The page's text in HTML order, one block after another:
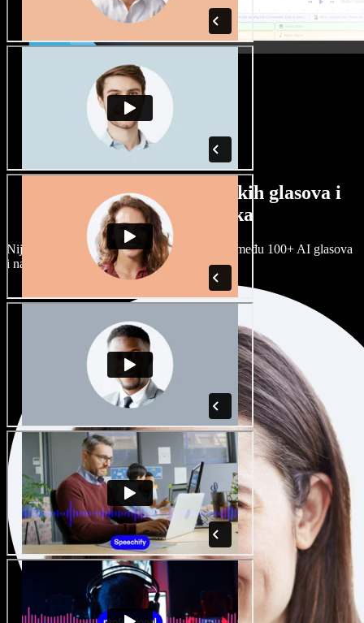
Veliki izbor muških i ženskih glasova i
raznih naglasaka
Nijedan projekt ne mora zvučati isto. Birajte među 100+ AI glasova
i naglasaka i prilagodite ih sebi.